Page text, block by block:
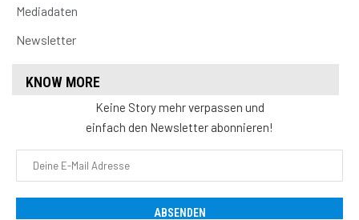
Mediadaten
Newsletter
KNOW MORE
Keine Story mehr verpassen und
einfach den Newsletter abonnieren!